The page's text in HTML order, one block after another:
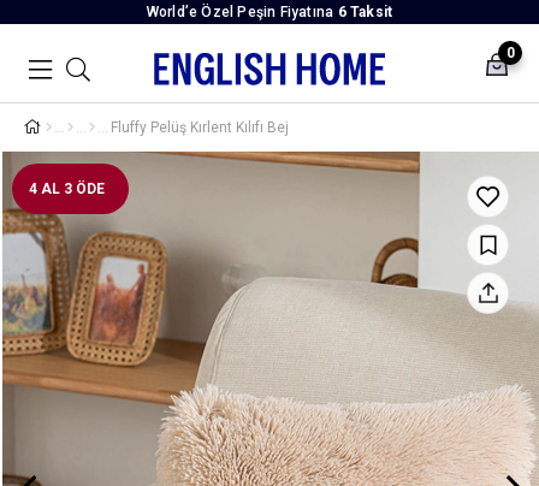
World’e Özel Peşin Fiyatına 6 Taksit
0
Fluffy Pelüş Kırlent Kılıfı Bej
4 AL 3 ÖDE